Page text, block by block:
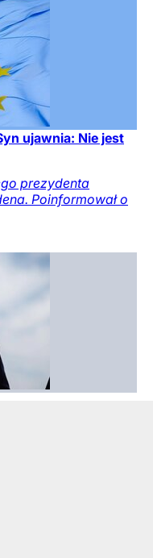
ujawnia: Nie jest
prezydenta
Poinformował o